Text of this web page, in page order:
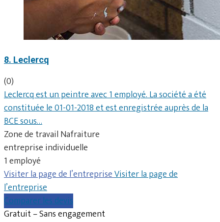
8. Leclercq
(0)
Leclercq est un peintre avec 1 employé. La société a été
constituée le 01-01-2018 et est enregistrée auprès de la
BCE sous…
Zone de travail Nafraiture
entreprise individuelle
1 employé
Visiter la page de l’entrepriseVisiter la page de
l’entreprise
Comparer les devis
Gratuit – Sans engagement